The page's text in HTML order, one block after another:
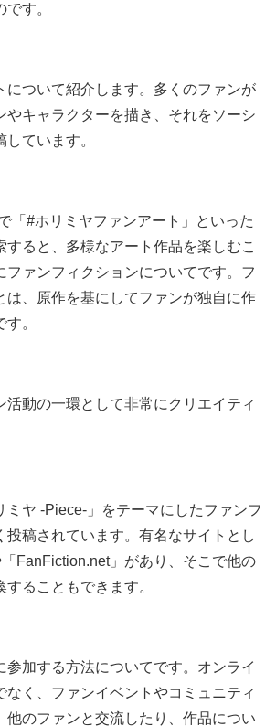
す。
について紹介します。多くのファンが
やキャラクターを描き、それをソーシ
ています。
「#ホリミヤファンアート」といった
すると、多様なアート作品を楽しむこ
ファンフィクションについてです。フ
は、原作を基にしてファンが独自に作
。
活動の一環として非常にクリエイティ
ミヤ -Piece-」をテーマにしたファンフ
投稿されています。有名なサイトとし
FanFiction.net」があり、そこで他の
ることもできます。
参加する方法についてです。オンライ
なく、ファンイベントやコミュニティ
他のファンと交流したり、作品につい